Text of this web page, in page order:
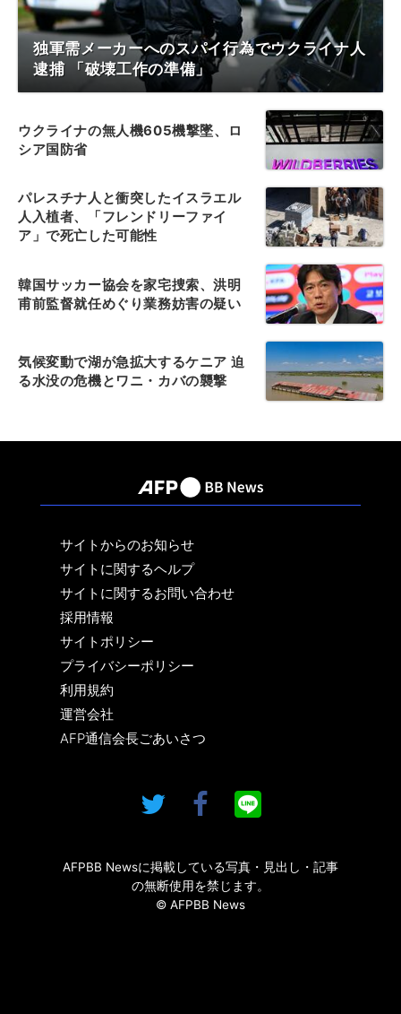
独軍需メーカーへのスパイ行為でウクライナ人
逮捕 「破壊工作の準備」
ウクライナの無人機605機撃墜、ロ
シア国防省
パレスチナ人と衝突したイスラエル
人入植者、「フレンドリーファイ
ア」で死亡した可能性
韓国サッカー協会を家宅捜索、洪明
甫前監督就任めぐり業務妨害の疑い
気候変動で湖が急拡大するケニア 迫
る水没の危機とワニ・カバの襲撃
サイトからのお知らせ
サイトに関するヘルプ
サイトに関するお問い合わせ
採用情報
サイトポリシー
プライバシーポリシー
利用規約
運営会社
AFP通信会長ごあいさつ
AFPBB Newsに掲載している写真・見出し・記事
の無断使用を禁じます。
© AFPBB News